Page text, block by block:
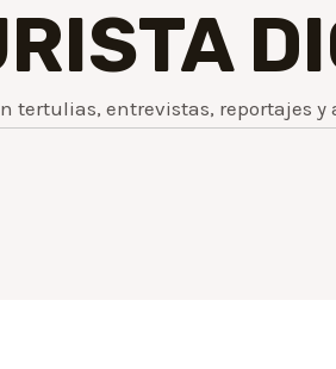
tertulias, entrevistas, reportajes y